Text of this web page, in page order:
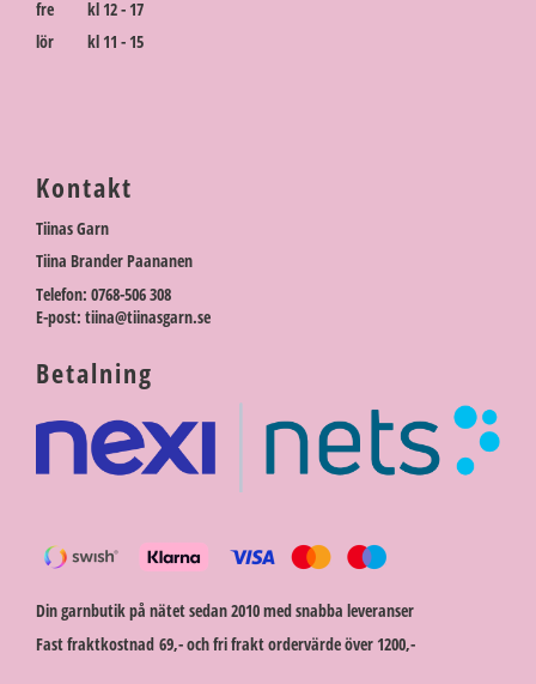
fre kl 12 - 17
lör kl 11 - 15
Kontakt
Tiinas Garn
Tiina Brander Paananen
Telefon: 0768-506 308
E-post: tiina@tiinasgarn.se
Betalning
Din garnbutik på nätet sedan 2010 med snabba leveranser
Fast fraktkostnad 69,- och fri frakt ordervärde över 1200,-